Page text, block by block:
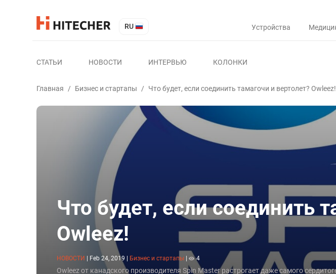
RU Устройства
СТАТЬИ НОВОСТИ ИНТЕРВЬЮ КОЛОНКИ
Главная / Бизнес и стартапы / Что будет, если соединить тамагочи и вертолет? Owleez!
Что будет, если соединить
Owleez!
НОВОСТИ | Feb 24, 2019 Бизнес и стартапы 4
Owleez от канадского производителя Spin Master растрогает даже самого